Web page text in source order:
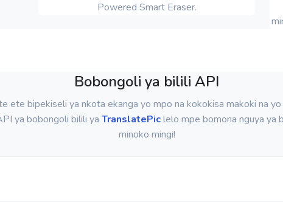
Powered Smart Eraser.
Bobongoli ya bilili API
ete bipekiseli ya nkota ekanga yo mpo na kokokisa makoki na yo
ya bobongoli bilili ya TranslatePiclelo mpe bomona nguya ya
minoko mingi!